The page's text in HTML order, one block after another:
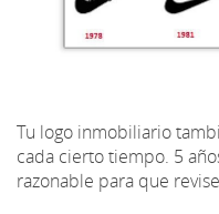
Tu logo inmobiliario
cada cierto tiempo. 5
razonable para que